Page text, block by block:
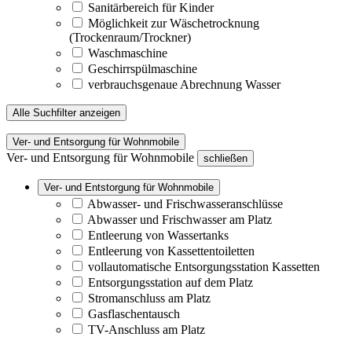
Sanitärbereich für Kinder
Möglichkeit zur Wäschetrocknung
(Trockenraum/Trockner)
Waschmaschine
Geschirrspülmaschine
verbrauchsgenaue Abrechnung Wasser
Alle Suchfilter anzeigen
Ver- und Entsorgung für Wohnmobile
Ver- und Entsorgung für Wohnmobile schließen
Ver- und Entstorgung für Wohnmobile
Abwasser- und Frischwasseranschlüsse
Abwasser und Frischwasser am Platz
Entleerung von Wassertanks
Entleerung von Kassettentoiletten
vollautomatische Entsorgungsstation Kassetten
Entsorgungsstation auf dem Platz
Stromanschluss am Platz
Gasflaschentausch
TV-Anschluss am Platz